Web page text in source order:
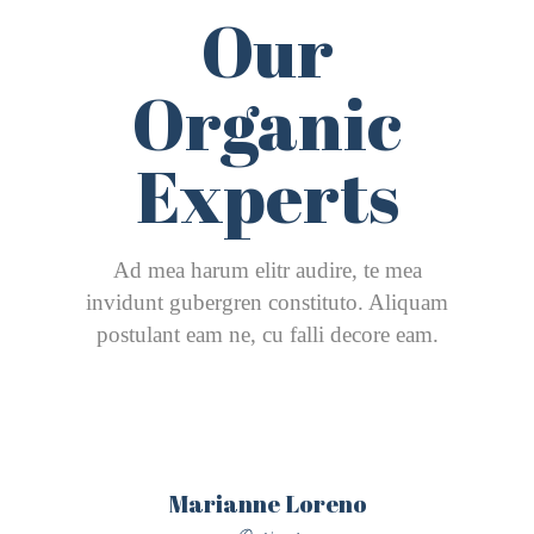
Our
Organic
Experts
Ad mea harum elitr audire, te mea
invidunt gubergren constituto. Aliquam
postulant eam ne, cu falli decore eam.
Marianne Loreno